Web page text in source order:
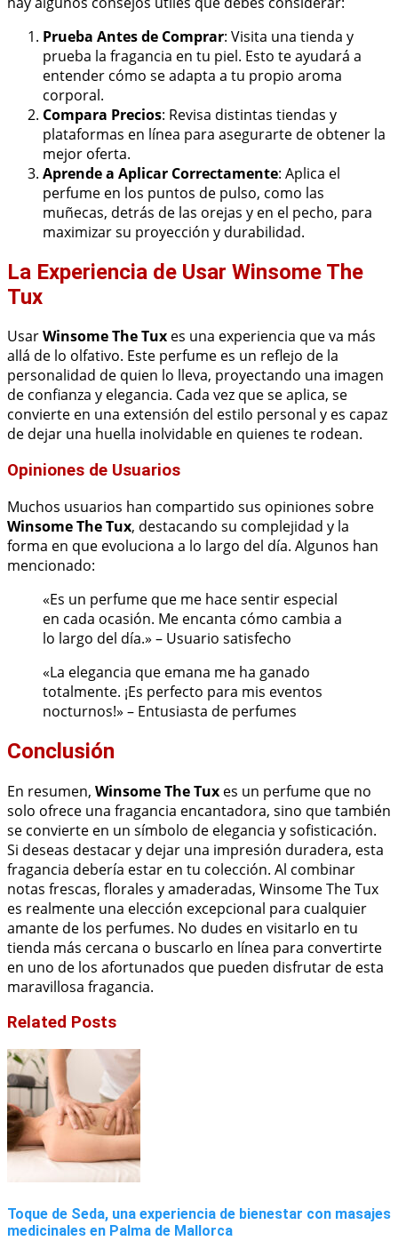
Prueba Antes de Comprar: Visita una tienda y
prueba la fragancia en tu piel. Esto te ayudará a
entender cómo se adapta a tu propio aroma
corporal.
Compara Precios: Revisa distintas tiendas y
plataformas en línea para asegurarte de obtener la
mejor oferta.
Aprende a Aplicar Correctamente: Aplica el
perfume en los puntos de pulso, como las
muñecas, detrás de las orejas y en el pecho, para
maximizar su proyección y durabilidad.
La Experiencia de Usar Winsome The
Tux
UsarWinsome The Tux es una experiencia que va más
allá de lo olfativo. Este perfume es un reflejo de la
personalidad de quien lo lleva, proyectando una imagen
de confianza y elegancia. Cada vez que se aplica, se
convierte en una extensión del estilo personal y es capaz
de dejar una huella inolvidable en quienes te rodean.
Opiniones de Usuarios
Muchos usuarios han compartido sus opiniones sobre
Winsome The Tux, destacando su complejidad y la
forma en que evoluciona a lo largo del día. Algunos han
mencionado:
«Es un perfume que me hace sentir especial
en cada ocasión. Me encanta cómo cambia a
lo largo del día.» – Usuario satisfecho
«La elegancia que emana me ha ganado
totalmente. ¡Es perfecto para mis eventos
nocturnos!» – Entusiasta de perfumes
Conclusión
En resumen, Winsome The Tux es un perfume que no
solo ofrece una fragancia encantadora, sino que también
se convierte en un símbolo de elegancia y sofisticación.
Si deseas destacar y dejar una impresión duradera, esta
fragancia debería estar en tu colección. Al combinar
notas frescas, florales y amaderadas, Winsome The Tux
es realmente una elección excepcional para cualquier
amante de los perfumes. No dudes en visitarlo en tu
tienda más cercana o buscarlo en línea para convertirte
en uno de los afortunados que pueden disfrutar de esta
maravillosa fragancia.
Related Posts
Toque de Seda, una experiencia de bienestar con masajes
medicinales en Palma de Mallorca